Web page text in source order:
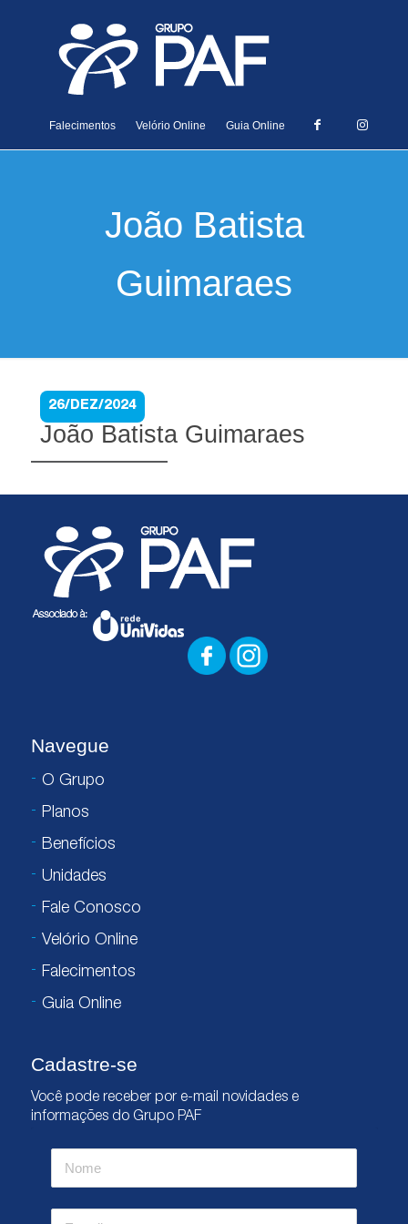
Falecimentos Velório Online Guia Online
João Batista
Guimaraes
26/DEZ/2024
João Batista Guimaraes
Navegue
O Grupo
Planos
Benefícios
Unidades
Fale Conosco
Velório Online
Falecimentos
Guia Online
Cadastre-se
Você pode receber por e-mail novidades e
informações do Grupo PAF